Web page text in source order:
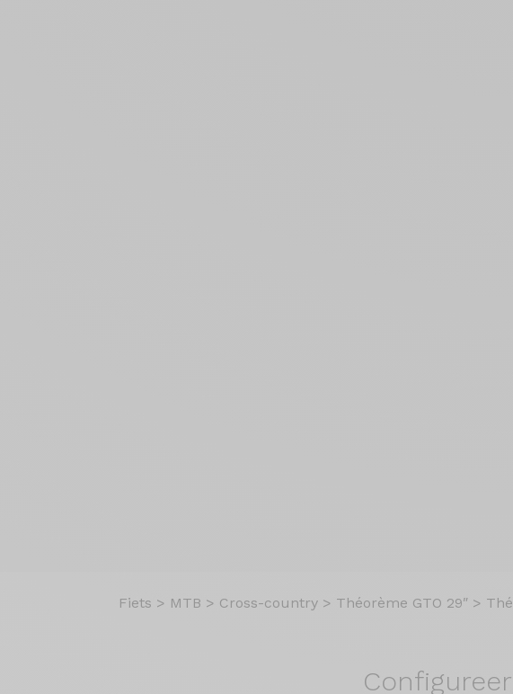
Fiets > MTB > Cross-country > Théorème GTO 29″ >